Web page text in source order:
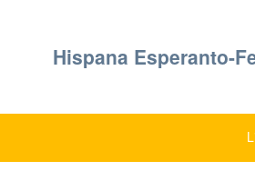
Hispana Esperanto-